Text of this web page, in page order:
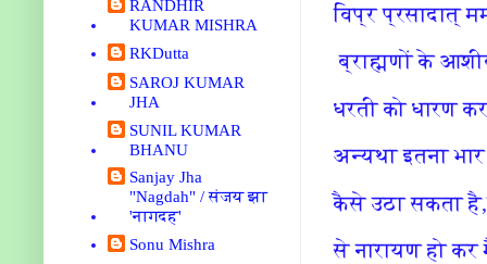
विप्र प्रसादात्
ब्राह्मणों के
धरती को धारण
अन्यथा इतना
कैसे उठा सकता
से नारायण हो कर
RANDHIR
KUMAR MISHRA
RKDutta
SAROJ KUMAR
JHA
SUNIL KUMAR
BHANU
Sanjay Jha
"Nagdah" / संजय झा
'नागदह'
Sonu Mishra